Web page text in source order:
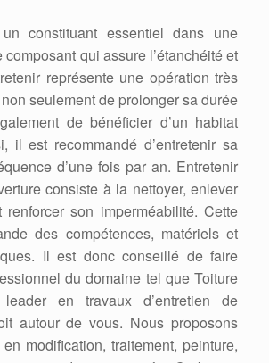
constituant essentiel dans une
composant qui assure l’étanchéité et
représente une opération très
seulement de prolonger sa durée
de bénéficier d’un habitat
il est recommandé d’entretenir sa
d’une fois par an. Entretenir
consiste à la nettoyer, enlever
son imperméabilité. Cette
des compétences, matériels et
Il est donc conseillé de faire
du domaine tel que Toiture
en travaux d’entretien de
autour de vous. Nous proposons
modification, traitement, peinture,